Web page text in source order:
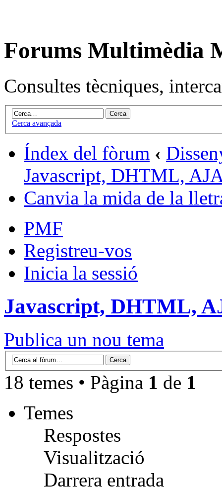
Forums Multimèdia
Consultes tècniques,
Cerca avançada
Índex del fòrum ‹
Javascript, DHTML,
Canvia la mida de la
PMF
Registreu-vos
Inicia la sessió
Javascript, DHTML,
Publica un nou tema
18 temes • Pàgina 1 de 1
Temes
Respostes
Visualització
Darrera entrada